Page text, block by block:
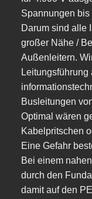
Spannungen bis
Darum sind alle
großer Nähe /
Außenleitern.
Busleitungen
Optimal wären
Kabelpritschen
Eine Gefahr
Bei einem
durch den
damit auf den